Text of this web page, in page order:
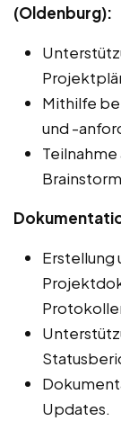
(Oldenburg):
Mithilfe
und -
Erstellung
Updates.